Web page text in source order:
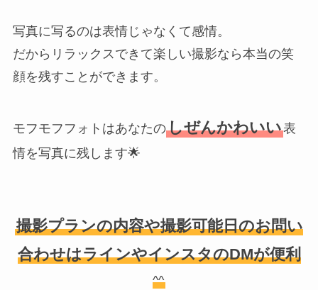
写真に写るのは表情じゃなくて感情。
だからリラックスできて楽しい撮影なら本当の笑
顔を残すことができます。
モフモフフォトはあなたのしぜんかわいい表
情を写真に残します🌟
撮影プランの内容や撮影可能日のお問い
合わせはラインやインスタのDMが便利
^^